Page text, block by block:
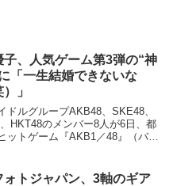
子、人気ゲーム第3弾の“神
「一生結婚できないな
）」
ドルグループAKB48、SKE48、
HKT48のメンバー8人が6日、都
ットゲーム『AKB1／48』（バン
なみ(21、チームA)...
ォトジャパン、3軸のギア